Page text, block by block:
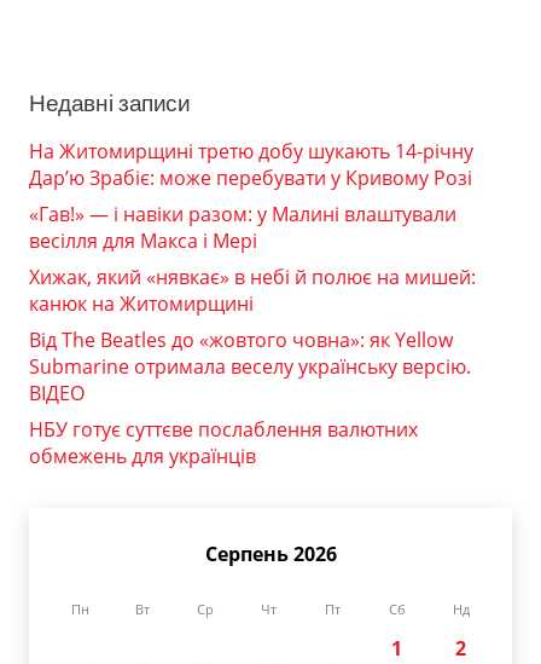
Недавні записи
На Житомирщині третю добу шукають 14-річну
Дар’ю Зрабіє: може перебувати у Кривому Розі
«Гав!» — і навіки разом: у Малині влаштували
весілля для Макса і Мері
Хижак, який «нявкає» в небі й полює на мишей:
канюк на Житомирщині
Від The Beatles до «жовтого човна»: як Yellow
Submarine отримала веселу українську версію.
ВІДЕО
НБУ готує суттєве послаблення валютних
обмежень для українців
Серпень 2026
Пн Вт Ср Чт Пт Сб Нд
1
2